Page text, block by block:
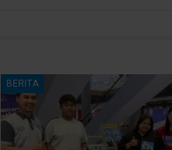
BERITA